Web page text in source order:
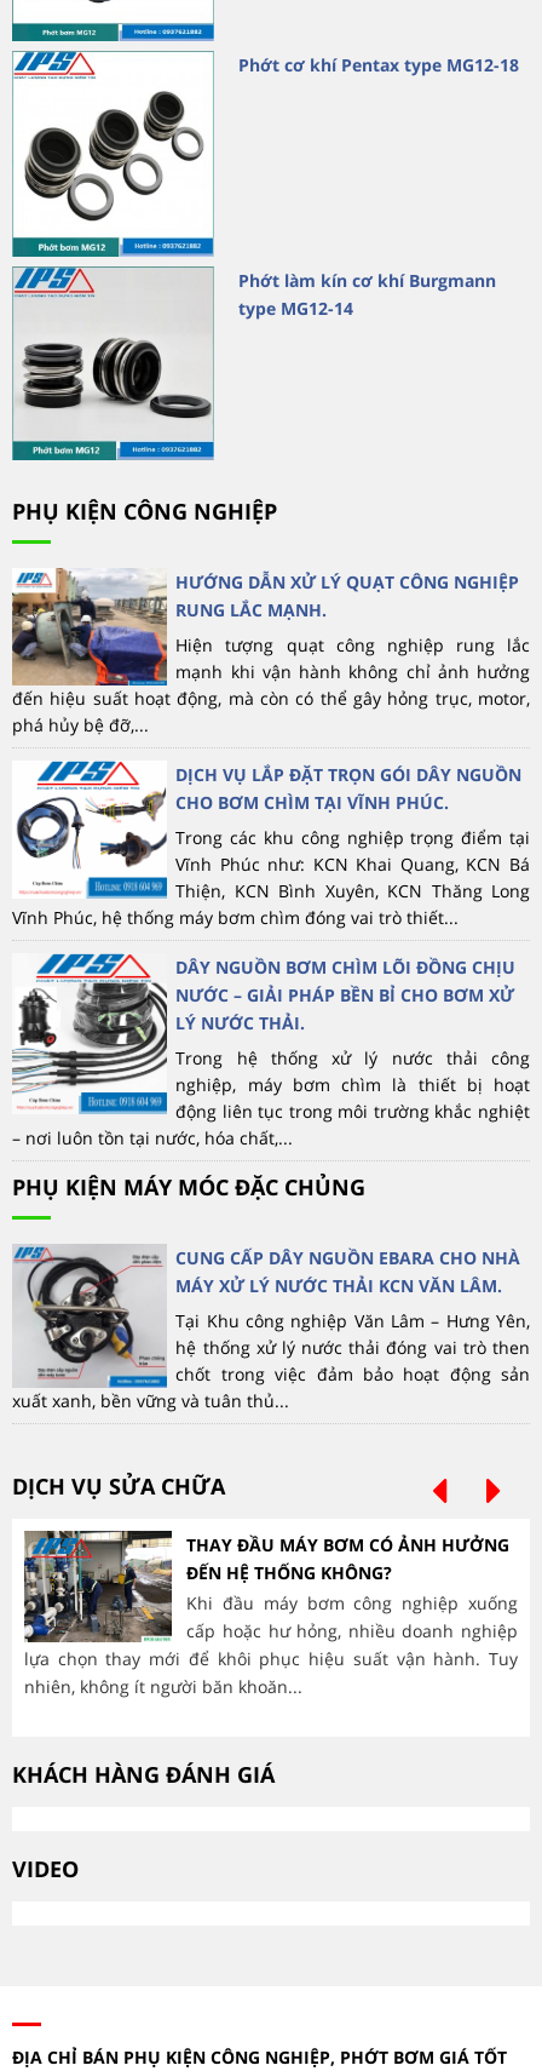
Phớt cơ khí Pentax type MG12-18
Phớt làm kín cơ khí Burgmann
type MG12-14
PHỤ KIỆN CÔNG NGHIỆP
HƯỚNG DẪN XỬ LÝ QUẠT CÔNG NGHIỆP
RUNG LẮC MẠNH.
Hiện tượng quạt công nghiệp rung lắc
mạnh khi vận hành không chỉ ảnh hưởng
đến hiệu suất hoạt động, mà còn có thể gây hỏng trục, motor,
phá hủy bệ đỡ,...
DỊCH VỤ LẮP ĐẶT TRỌN GÓI DÂY NGUỒN
CHO BƠM CHÌM TẠI VĨNH PHÚC.
Trong các khu công nghiệp trọng điểm tại
Vĩnh Phúc như: KCN Khai Quang, KCN Bá
Thiện, KCN Bình Xuyên, KCN Thăng Long
Vĩnh Phúc, hệ thống máy bơm chìm đóng vai trò thiết...
DÂY NGUỒN BƠM CHÌM LÕI ĐỒNG CHỊU
NƯỚC – GIẢI PHÁP BỀN BỈ CHO BƠM XỬ
LÝ NƯỚC THẢI.
Trong hệ thống xử lý nước thải công
nghiệp, máy bơm chìm là thiết bị hoạt
động liên tục trong môi trường khắc nghiệt
– nơi luôn tồn tại nước, hóa chất,...
PHỤ KIỆN MÁY MÓC ĐẶC CHỦNG
CUNG CẤP DÂY NGUỒN EBARA CHO NHÀ
MÁY XỬ LÝ NƯỚC THẢI KCN VĂN LÂM.
Tại Khu công nghiệp Văn Lâm – Hưng Yên,
hệ thống xử lý nước thải đóng vai trò then
chốt trong việc đảm bảo hoạt động sản
xuất xanh, bền vững và tuân thủ...
DỊCH VỤ SỬA CHỮA
THAY ĐẦU MÁY BƠM CÓ ẢNH HƯỞNG
ĐẾN HỆ THỐNG KHÔNG?
Khi đầu máy bơm công nghiệp xuống
cấp hoặc hư hỏng, nhiều doanh nghiệp
lựa chọn thay mới để khôi phục hiệu suất vận hành. Tuy
nhiên, không ít người băn khoăn...
KHÁCH HÀNG ĐÁNH GIÁ
VIDEO
ĐỊA CHỈ BÁN PHỤ KIỆN CÔNG NGHIỆP, PHỚT BƠM GIÁ TỐT